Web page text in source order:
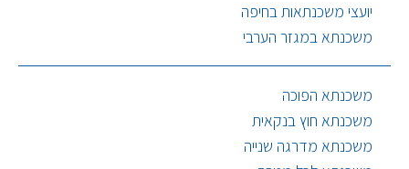
יועצי משכנתאות בחיפה
משכנתא במגזר הערבי
משכנתא הפוכה
משכנתא חוץ בנקאית
משכנתא מדרגה שנייה